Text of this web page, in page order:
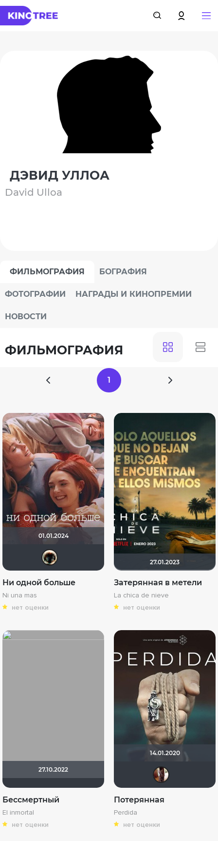
ДЭВИД УЛЛОА
David Ulloa
ФИЛЬМОГРАФИЯ БОГРАФИЯ
ФОТОГРАФИИ НАГРАДЫ И КИНОПРЕМИИ
НОВОСТИ
ФИЛЬМОГРАФИЯ
1
01.01.2024
Ни одной больше
Ni una mas
нет оценки
27.01.2023
Затерянная в метели
La chica de nieve
нет оценки
27.10.2022
Бессмертный
El inmortal
нет оценки
14.01.2020
Потерянная
Perdida
нет оценки